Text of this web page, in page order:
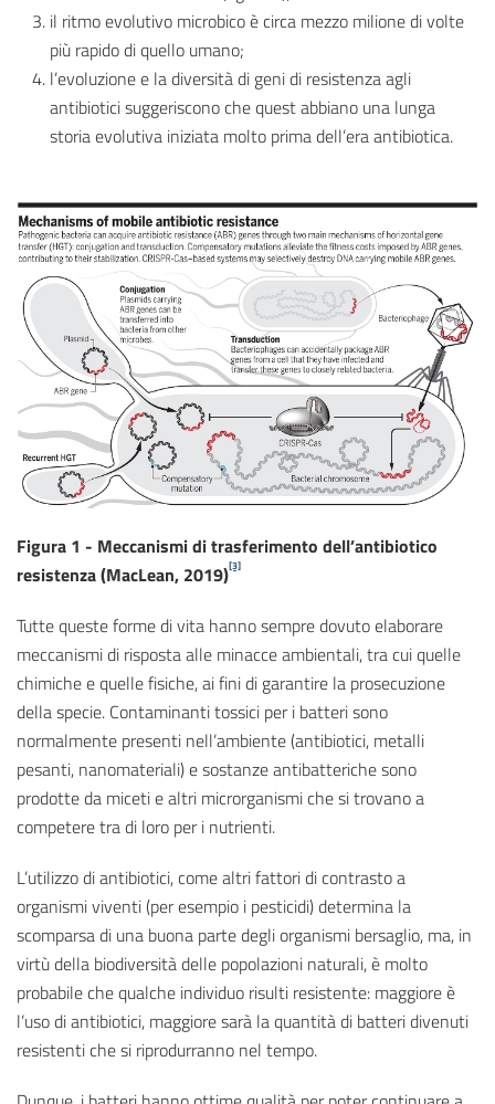
il ritmo evolutivo microbico è circa mezzo milione di volte
più rapido di quello umano;
l’evoluzione e la diversità di geni di resistenza agli
antibiotici suggeriscono che quest abbiano una lunga
storia evolutiva iniziata molto prima dell’era antibiotica.
Figura 1 - Meccanismi di trasferimento dell’antibiotico
resistenza (MacLean, 2019)[3]
Tutte queste forme di vita hanno sempre dovuto elaborare
meccanismi di risposta alle minacce ambientali, tra cui quelle
chimiche e quelle fisiche, ai fini di garantire la prosecuzione
della specie. Contaminanti tossici per i batteri sono
normalmente presenti nell’ambiente (antibiotici, metalli
pesanti, nanomateriali) e sostanze antibatteriche sono
prodotte da miceti e altri microrganismi che si trovano a
competere tra di loro per i nutrienti.
L’utilizzo di antibiotici, come altri fattori di contrasto a
organismi viventi (per esempio i pesticidi) determina la
scomparsa di una buona parte degli organismi bersaglio, ma, in
virtù della biodiversità delle popolazioni naturali, è molto
probabile che qualche individuo risulti resistente: maggiore è
l’uso di antibiotici, maggiore sarà la quantità di batteri divenuti
resistenti che si riprodurranno nel tempo.